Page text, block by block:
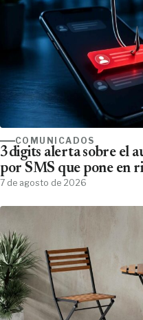
COMUNICADOS
3digits alerta sobre el
por SMS que pone en
7 de agosto de 2026